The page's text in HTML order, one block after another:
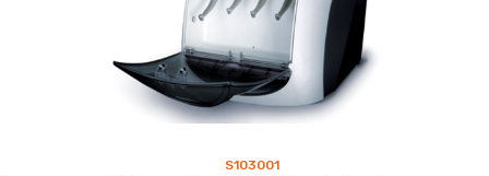
S103001